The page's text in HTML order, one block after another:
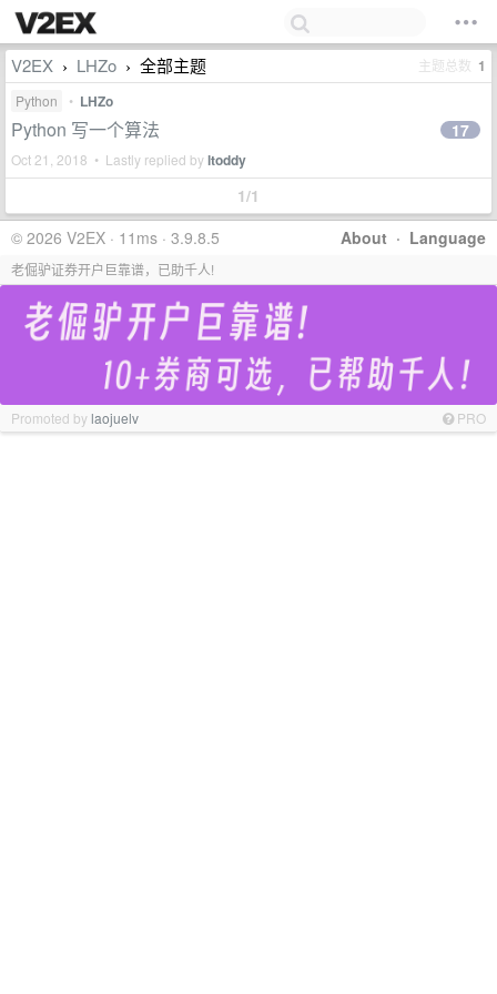
V2EX › LHZo › 全部主题 主题总数 1
Python • LHZo
Python 写一个算法
Oct 21, 2018 • Lastly replied byltoddy
17
1/1
About · Language
© 2026 V2EX · 11ms · 3.9.8.5
老倔驴证券开户巨靠谱，已助千人!
Promoted bylaojuelv PRO